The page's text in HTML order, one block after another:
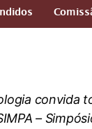
convida
–